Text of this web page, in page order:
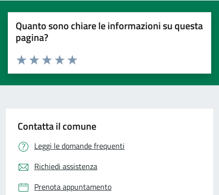
Quanto sono chiare le informazioni su questa
pagina?
Valuta 5 stelle su 5
Valuta 4 stelle su 5
Valuta 3 stelle su 5
Valuta 2 stelle su 5
Valuta 1 stelle su 5
Contatta il comune
Leggi le domande frequenti
Richiedi assistenza
Prenota appuntamento